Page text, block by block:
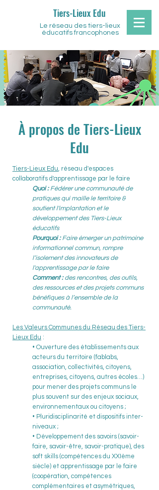
Tiers-Lieux Edu
Le réseau des tiers-lieux
éducatifs francophones
À propos de Tiers-Lieux
Edu
Tiers-Lieux Edu, réseau d'espaces
collaboratifs d'apprentissage par le faire
Quoi :Fédérer une communauté de
pratiques qui maille le territoire &
soutient l'implantation et le
développement des Tiers-Lieux
éducatifs
Pourquoi : Faire émerger un patrimoine
informationnel commun, rompre
l’isolement des innovateurs de
l'apprentissage par le faire
Comment :des rencontres, des outils,
des ressources et des projets communs
bénéfiques à l’ensemble de la
communauté.
Les Valeurs Communes du Réseau des Tiers-
Lieux Edu :
• Ouverture des établissements aux
acteurs du territoire (fablabs,
association, collectivités, citoyens,
entreprises, citoyens, autres écoles…)
pour mener des projets communs le
plus souvent sur des enjeux sociaux,
environnementaux ou citoyens ;
• Pluridisciplinarité et dispositifs inter-
niveaux ;
• Développement des savoirs (savoir-
faire, savoir-être, savoir-pratique), des
soft skills (compétences du XXIème
siècle) et apprentissage par le faire
(coopération, compétences
complémentaires et asymétriques,